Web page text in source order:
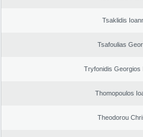
Tsaklidis
Tsafoulias
Tryfonidis Georgios
Thomopoulos
Theodorou